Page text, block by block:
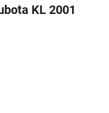
KL 2001